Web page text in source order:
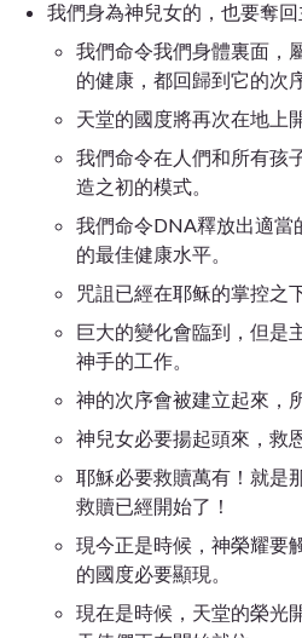
我們身為神兒女的，也要奪回
我們命令我們身體裏面，
的健康，都回歸到它的次
天堂的國度將再次在地上
我們命令在人們和所有孩
造之初的模式。
我們命令DNA釋放出適當
的最佳健康水平。
咒詛已經在耶稣的掌控之
巨大的變化會臨到，但是
神手的工作。
神的次序會被建立起來，
神兒女必要揚起頭來，救
耶穌必要救贖萬有！就是
救贖已經開始了！
現今正是時候，神榮耀要
的國度必要顯現。
現在是時候，天堂的榮光